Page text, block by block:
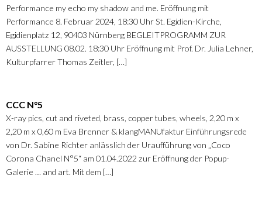
Performance my echo my shadow and me. Eröffnung mit
Performance 8. Februar 2024, 18:30 Uhr St. Egidien-Kirche,
Egidienplatz 12, 90403 Nürnberg BEGLEITPROGRAMM ZUR
AUSSTELLUNG 08.02. 18:30 Uhr Eröffnung mit Prof. Dr. Julia Lehner,
Kulturpfarrer Thomas Zeitler, […]
CCC N°5
X-ray pics, cut and riveted, brass, copper tubes, wheels, 2,20 m x
2,20 m x 0,60 m Eva Brenner & klangMANUfaktur Einführungsrede
von Dr. Sabine Richter anlässlich der Uraufführung von „Coco
Corona Chanel N°5“ am 01.04.2022 zur Eröffnung der Popup-
Galerie … and art. Mit dem […]